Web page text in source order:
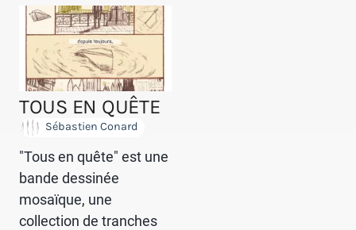
TOUS EN QUÊTE
Sébastien Conard
"Tous en quête" est une
bande dessinée
mosaïque, une
collection de tranches